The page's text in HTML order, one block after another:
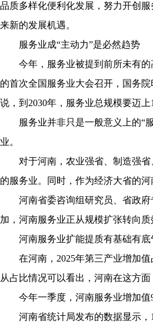
品质多样化便利化发展，努力开创
来新的发展机遇。
服务业成“主动力”是必然趋势
今年，服务业被提到前所未有的
的首次全国服务业大会召开，国务
说，到2030年，服务业总规模要迈上
服务业并非只是一般意义上的“服
业。
对于河南，农业强省、制造强省
的服务业。同时，作为经济大省的河
河南省委咨询组研究员、省政府
加，河南服务业正从规模扩张转向
河南服务业扩能提质有基础有底
在河南，2025年第三产业增加值
从占比情况可以看出，河南在这方面
今年一季度，河南服务业增加值
河南省统计局发布的数据显示，1